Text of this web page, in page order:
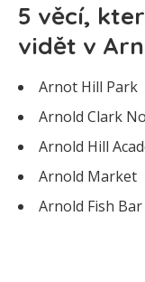
5 věcí,
vidět v
Arnot Hill Park
Arnold Clark
Arnold Hill
Arnold Market
Arnold Fish Bar